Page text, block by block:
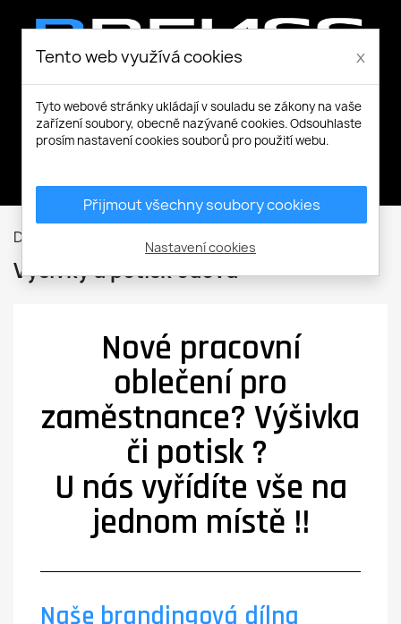
Domů
Výšivky a potisk oděvů
Nové pracovní
oblečení pro
zaměstnance? Výšivka
či potisk ?
U nás vyřídíte vše na
jednom místě !!
Naše brandingová dílna
Tento web využívá cookies x
Tyto webové stránky ukládají v souladu se zákony na vaše
zařízení soubory, obecně nazývané cookies. Odsouhlaste
prosím nastavení cookies souborů pro použití webu.
Přijmout všechny soubory cookies
Nastavení cookies